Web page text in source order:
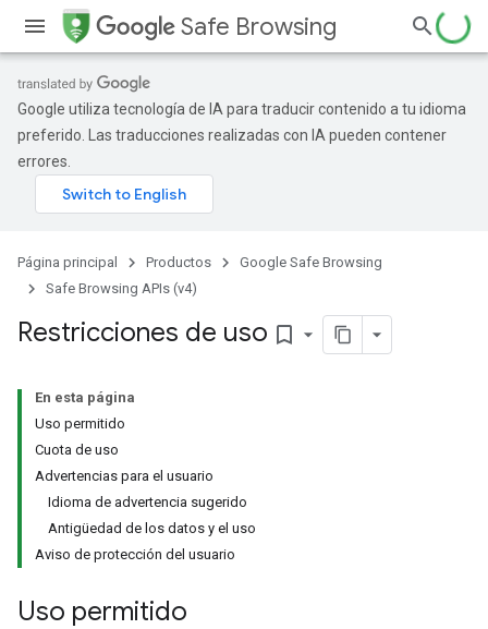
Safe Browsing
Google utiliza tecnología de IA para traducir contenido a tu idioma
preferido. Las traducciones realizadas con IA pueden contener
errores.
Página principal Productos
Google Safe Browsing
Safe Browsing APIs (v4)
Restricciones de uso bookmark_border
En esta página
Uso permitido
Cuota de uso
Advertencias para el usuario
Idioma de advertencia sugerido
Antigüedad de los datos y el uso
Aviso de protección del usuario
Uso permitido